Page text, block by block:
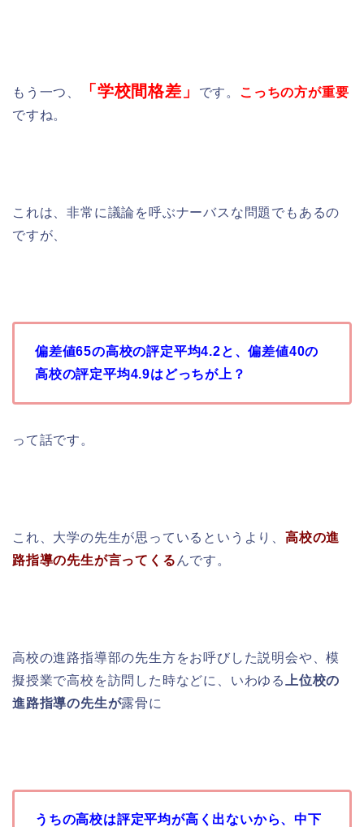
もう一つ、 「学校間格差」 です。 こっちの方が重要
ですね。
これは、非常に議論を呼ぶナーバスな問題でもあるの
ですが、
偏差値65の高校の評定平均4.2と、偏差値40の
高校の評定平均4.9はどっちが上？
って話です。
これ、大学の先生が思っているというより、 高校の進
路指導の先生が言ってくる んです。
高校の進路指導部の先生方をお呼びした説明会や、模
擬授業で高校を訪問した時などに、いわゆる
上位校の
進路指導の先生が露骨に
うちの高校は評定平均が高く出ないから、中下